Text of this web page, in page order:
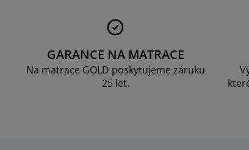
GARANCE NA MATRACE
Na matrace GOLD poskytujeme záruku
25 let.